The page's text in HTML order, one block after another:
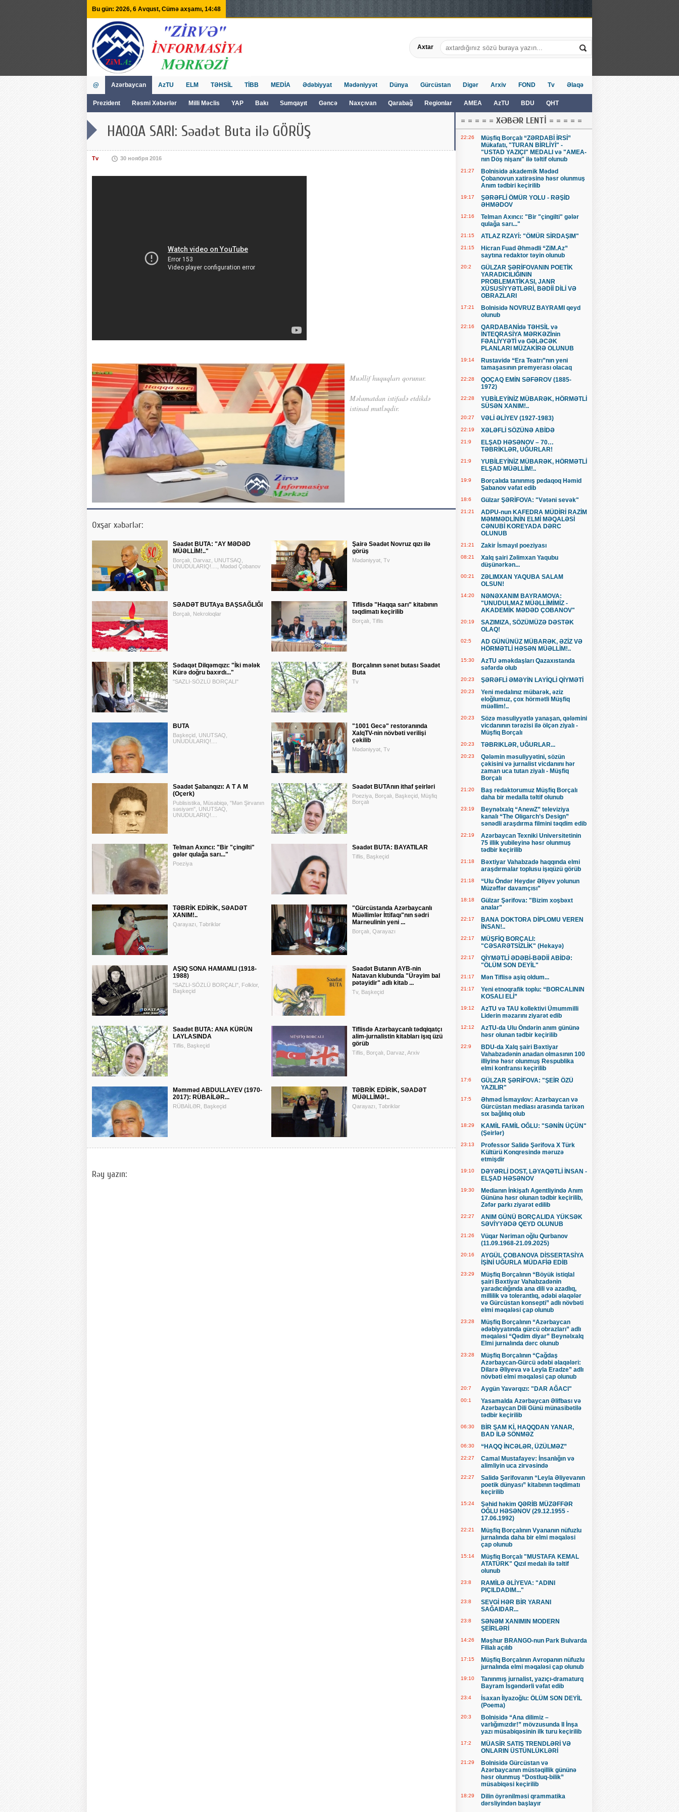
Bu gün: 2026, 6 Avqust, Cümə axşamı, 14:48
Axtar
@ Azərbaycan
Prezident Rəsmi Xəbərlər Milli Məclis YAP Bakı Sumqayıt Gəncə Naxçıvan Qarabağ Regionlar AMEA AzTU BDU QHT
AzTU ELM TƏHSİL TİBB MEDİA Ədəbiyyat Mədəniyyət Dünya Gürcüstan Digər Arxiv FOND Tv Əlaqə
HAQQA SARI: Səadət Buta ilə GÖRÜŞ
Tv 30 ноября 2016
Muəllif huquqları qorunur.
Məlumatdan istifadə etdikdə
istinad mutləqdir.
Oxşar xəbərlər:
Səadət BUTA: "AY MƏDƏD
MÜƏLLİM!.."
Borçalı, Darvaz, UNUTSAQ,
UNUDULARIQ!...., Mədəd Çobanov
Şairə Səadət Novruz qızı ilə
görüş
Mədəniyyət, Tv
SƏADƏT BUTAya BAŞSAĞLIĞI
Borçalı, Nekroloqlar
Tiflisdə "Haqqa sarı" kitabının
təqdimatı keçirilib
Borçalı, Tiflis
Sədaqət Dilqəmqızı: "İki mələk
Kürə doğru baxırdı..."
"SAZLI-SÖZLÜ BORÇALI"
Borçalının sənət butası Səadət
Buta
Tv
BUTA
Başkeçid, UNUTSAQ,
UNUDULARIQ!....
"1001 Gecə" restoranında
XalqTV-nin növbəti verilişi
çəkilib
Mədəniyyət, Tv
Səadət Şabanqızı: A T A M
(Oçerk)
Publisistika, Müsabiqə, "Mən Şirvanın
səsiyəm", UNUTSAQ,
UNUDULARIQ!....
Səadət BUTAnın ithaf şeirləri
Poeziya, Borçalı, Başkeçid, Müşfiq
Borçalı
Telman Axıncı: "Bir "çingilti"
gələr qulağa sarı..."
Poeziya
Səadət BUTA: BAYATILAR
Tiflis, Başkeçid
TƏBRİK EDİRİK, SƏADƏT
XANIM!..
Qarayazı, Təbriklər
"Gürcüstanda Azərbaycanlı
Müəllimlər İttifaqı"nın sədri
Marneulinin yeni ...
Borçalı, Qarayazı
AŞIQ SONA HAMAMLI (1918-
1988)
"SAZLI-SÖZLÜ BORÇALI", Folklor,
Başkeçid
Səadət Butanın AYB-nin
Natavan klubunda "Ürəyim bal
pətəyidir" adlı kitab ...
Tv, Başkeçid
Səadət BUTA: ANA KÜRÜN
LAYLASINDA
Tiflis, Başkeçid
Tiflisdə Azərbaycanlı tədqiqatçı
alim-jurnalistin kitabları işıq üzü
görüb
Tiflis, Borçalı, Darvaz, Arxiv
Məmməd ABDULLAYEV (1970-
2017): RÜBAİLƏR...
RÜBAİLƏR, Başkeçid
TƏBRİK EDİRİK, SƏADƏT
MÜƏLLİMƏ!..
Qarayazı, Təbriklər
Rəy yazın:
= = = = = XƏBƏR LENTİ = = = = =
22:26
Müşfiq Borçalı “ZƏRDABİ İRSİ”
Mükafatı, "TURAN BİRLİYİ" -
"USTAD YAZIÇI" MEDALI və "AMEA-
nın Döş nişanı" ilə təltif olunub
21:27
Bolnisidə akademik Mədəd
Çobanovun xatirəsinə həsr olunmuş
Anım tədbiri keçirilib
19:17
ŞƏRƏFLİ ÖMÜR YOLU - RƏŞİD
ƏHMƏDOV
12:16
Telman Axıncı: "Bir "çingilti" gələr
qulağa sarı..."
21:15 ATLAZ RZAYİ: "ÖMÜR SİRDAŞIM"
21:15
Hicran Fuad Əhmədli “ZiM.Az”
saytına redaktor təyin olunub
20:2
GÜLZAR ŞƏRİFOVANIN POETİK
YARADICILIĞININ
PROBLEMATİKASI, JANR
XÜSUSİYYƏTLƏRİ, BƏDİİ DİLİ VƏ
OBRAZLARI
17:21
Bolnisidə NOVRUZ BAYRAMI qeyd
olunub
22:16
QARDABANİdə TƏHSİL və
İNTEQRASİYA MƏRKƏZİnin
FƏALİYYƏTİ və GƏLƏCƏK
PLANLARI MÜZAKİRƏ OLUNUB
19:14
Rustavidə “Era Teatrı”nın yeni
tamaşasının premyerası olacaq
22:28
QOÇAQ EMİN SƏFƏROV (1885-
1972)
22:28
YUBİLEYİNİZ MÜBARƏK, HÖRMƏTLİ
SÜSƏN XANIM!..
20:27 VƏLİ ƏLİYEV (1927-1983)
22:19 XƏLƏFLİ SÖZÜNƏ ABİDƏ
21:9
ELŞAD HƏSƏNOV – 70…
TƏBRİKLƏR, UĞURLAR!
21:9
YUBİLEYİNİZ MÜBARƏK, HÖRMƏTLİ
ELŞAD MÜƏLLİM!..
19:9
Borçalıda tanınmış pedaqoq Həmid
Şabanov vəfat edib
18:6 Gülzar ŞƏRİFOVA: "Vətəni sevək"
21:21
ADPU-nun KAFEDRA MÜDİRİ RAZİM
MƏMMƏDLİNİN ELMİ MƏQALƏSİ
CƏNUBİ KOREYADA DƏRC
OLUNUB
21:21 Zakir İsmayıl poeziyası
08:21
Xalq şairi Zəlimxan Yaqubu
düşünərkən...
00:21
ZƏLIMXAN YAQUBA SALAM
OLSUN!
14:20
NƏNƏXANIM BAYRAMOVA:
"UNUDULMAZ MÜƏLLİMİMİZ -
AKADEMİK MƏDƏD ÇOBANOV"
20:19
SAZIMIZA, SÖZÜMÜZƏ DƏSTƏK
OLAQ!
02:5
AD GÜNÜNÜZ MÜBARƏK, ƏZİZ VƏ
HÖRMƏTLİ HƏSƏN MÜƏLLİM!..
15:30
AzTU əməkdaşları Qazaxıstanda
səfərdə olub
20:23 ŞƏRƏFLİ ƏMƏYİN LAYİQLİ QİYMƏTİ
20:23
Yeni medalınız mübarək, əziz
eloğlumuz, çox hörmətli Müşfiq
müəllim!..
20:23
Sözə məsuliyyətlə yanaşan, qələmini
vicdanının tərəzisi ilə ölçən ziyalı -
Müşfiq Borçalı
20:23 TƏBRIKLƏR, UĞURLAR...
20:23
Qələmin məsuliyyətini, sözün
çəkisini və jurnalist vicdanını hər
zaman uca tutan ziyalı - Müşfiq
Borçalı
21:20
Baş redaktorumuz Müşfiq Borçalı
daha bir medalla təltif olunub
23:19
Beynəlxalq “AnewZ” televiziya
kanalı “The Oligarch’s Design”
sənədli araşdırma filmini təqdim edib
22:19
Azərbaycan Texniki Universitetinin
75 illik yubileyinə həsr olunmuş
tədbir keçirilib
21:18
Bəxtiyar Vahabzadə haqqında elmi
araşdırmalar toplusu işıqüzü görüb
21:18
“Ulu Öndər Heydər Əliyev yolunun
Müzəffər davamçısı”
18:18
Gülzar Şərifova: "Bizim xoşbəxt
analar"
22:17
BANA DOKTORA DİPLOMU VEREN
İNSAN!..
22:17
MÜŞFİQ BORÇALI:
"CƏSARƏTSİZLİK" (Hekayə)
22:17
QİYMƏTLİ ƏDƏBİ-BƏDİİ ABİDƏ:
"ÖLÜM SON DEYİL"
21:17 Mən Tiflisə aşiq oldum...
21:17
Yeni etnoqrafik toplu: “BORCALININ
KOSALI ELİ”
19:12
AzTU və TAU kollektivi Ümummilli
Liderin məzarını ziyarət edib
12:12
AzTU-da Ulu Öndərin anım gününə
həsr olunan tədbir keçirilib
22:9
BDU-da Xalq şairi Bəxtiyar
Vahabzadənin anadan olmasının 100
illiyinə həsr olunmuş Respublika
elmi konfransı keçirilib
17:6
GÜLZAR ŞƏRİFOVA: "ŞEİR ÖZÜ
YAZILIR"
17:5
Əhməd İsmayılov: Azərbaycan və
Gürcüstan mediası arasında tarixən
sıx bağlılıq olub
18:29
KAMİL FAMİL OĞLU: "SƏNİN ÜÇÜN"
(Şeirlər)
23:13
Professor Salidə Şərifova X Türk
Kültürü Konqresində məruzə
etmişdir
19:10
DƏYƏRLİ DOST, LƏYAQƏTLİ İNSAN -
ELŞAD HƏSƏNOV
19:30
Medianın İnkişafı Agentliyində Anım
Gününə həsr olunan tədbir keçirilib,
Zəfər parkı ziyarət edilib
22:27
ANIM GÜNÜ BORÇALIDA YÜKSƏK
SƏVİYYƏDƏ QEYD OLUNUB
21:26
Vüqar Nəriman oğlu Qurbanov
(11.09.1968-21.09.2025)
20:16
AYGÜL ÇOBANOVA DİSSERTASİYA
İŞİNİ UĞURLA MÜDAFİƏ EDİB
23:29
Müşfiq Borçalının “Böyük istiqlal
şairi Bəxtiyar Vahabzadənin
yaradıcılığında ana dili və azadlıq,
millilik və tolerantlıq, ədəbi əlaqələr
və Gürcüstan konsepti” adlı növbəti
elmi məqaləsi çap olunub
23:28
Müşfiq Borçalının “Azərbaycan
ədəbiyyatında gürcü obrazları” adlı
məqaləsi “Qədim diyar” Beynəlxalq
Elmi jurnalında dərc olunub
23:28
Müşfiq Borçalının “Çağdaş
Azərbaycan-Gürcü ədəbi əlaqələri:
Dilarə Əliyeva və Leyla Eradze” adlı
növbəti elmi məqaləsi çap olunub
20:7 Aygün Yavərqızı: "DAR AĞACI"
00:1
Yasamalda Azərbaycan Əlifbası və
Azərbaycan Dili Günü münasibətilə
tədbir keçirilib
06:30
BİR ŞAM Kİ, HAQQDAN YANAR,
BAD İLƏ SÖNMƏZ
06:30 “HAQQ İNCƏLƏR, ÜZÜLMƏZ”
22:27
Camal Mustafayev: İnsanlığın və
alimliyin uca zirvəsində
22:27
Salidə Şərifovanın “Leyla Əliyevanın
poetik dünyası” kitabının təqdimatı
keçirilib
15:24
Şəhid həkim QƏRİB MÜZƏFFƏR
OĞLU HƏSƏNOV (29.12.1955 -
17.06.1992)
22:21
Müşfiq Borçalının Vyananın nüfuzlu
jurnalında daha bir elmi məqaləsi
çap olunub
15:14
Müşfiq Borçalı "MUSTAFA KEMAL
ATATÜRK" Qızıl medalı ilə təltif
olunub
23:8
RAMİLƏ ƏLİYEVA: "ADINI
PIÇILDADIM..."
23:8
SEVGİ HƏR BİR YARANI
SAĞAIDAR...
23:8
SƏNƏM XANIMIN MODERN
ŞEİRLƏRİ
14:26
Məşhur BRANGO-nun Park Bulvarda
Filialı açılıb
17:15
Müşfiq Borçalının Avropanın nüfuzlu
jurnalında elmi məqaləsi çap olunub
19:10
Tanınmış jurnalist, yazıçı-dramaturq
Bayram İsgəndərli vəfat edib
23:4
İsaxan İlyazoğlu: ÖLÜM SON DEYİL
(Poema)
20:3
Bolnisidə “Ana dilimiz –
varlığımızdır!” mövzusunda II İnşa
yazı müsabiqəsinin ilk turu keçirilib
17:2
MÜASİR SATIŞ TRENDLƏRİ VƏ
ONLARIN ÜSTÜNLÜKLƏRİ
21:29
Bolnisidə Gürcüstan və
Azərbaycanın müstəqillik gününə
həsr olunmuş “Dostluq-bilik”
müsabiqəsi keçirilib
18:29
Dilin öyrənilməsi qrammatika
dərsliyindən başlayır